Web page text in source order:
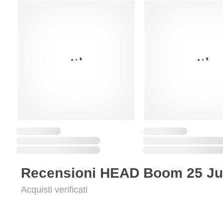
Recensioni HEAD Boom 25
Acquisti verificati